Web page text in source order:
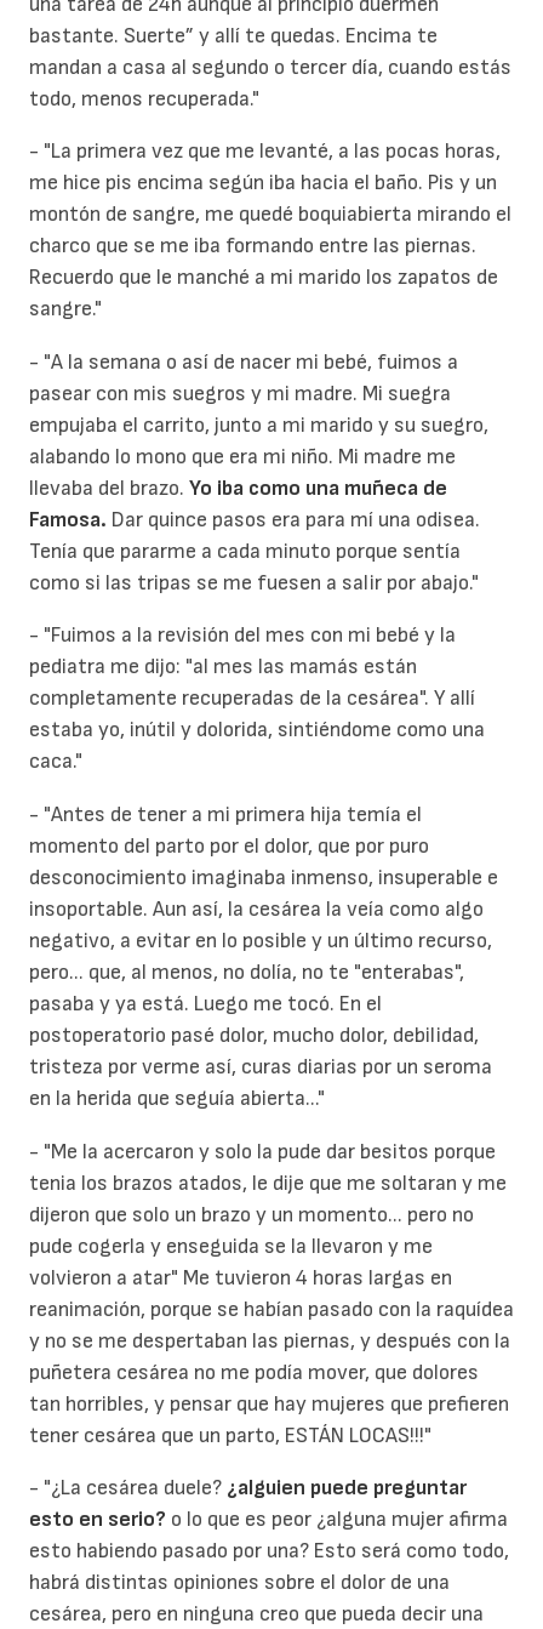
bastante. Suerte” y allí te quedas. Encima te
mandan a casa al segundo o tercer día, cuando estás
todo, menos recuperada."
- "La primera vez que me levanté, a las pocas horas,
me hice pis encima según iba hacia el baño. Pis y un
montón de sangre, me quedé boquiabierta mirando el
charco que se me iba formando entre las piernas.
Recuerdo que le manché a mi marido los zapatos de
sangre."
- "A la semana o así de nacer mi bebé, fuimos a
pasear con mis suegros y mi madre. Mi suegra
empujaba el carrito, junto a mi marido y su suegro,
alabando lo mono que era mi niño. Mi madre me
llevaba del brazo. Yo iba como una muñeca de
Famosa. Dar quince pasos era para mí una odisea.
Tenía que pararme a cada minuto porque sentía
como si las tripas se me fuesen a salir por abajo."
- "Fuimos a la revisión del mes con mi bebé y la
pediatra me dijo: "al mes las mamás están
completamente recuperadas de la cesárea". Y allí
estaba yo, inútil y dolorida, sintiéndome como una
caca."
- "Antes de tener a mi primera hija temía el
momento del parto por el dolor, que por puro
desconocimiento imaginaba inmenso, insuperable e
insoportable. Aun así, la cesárea la veía como algo
negativo, a evitar en lo posible y un último recurso,
pero... que, al menos, no dolía, no te "enterabas",
pasaba y ya está. Luego me tocó. En el
postoperatorio pasé dolor, mucho dolor, debilidad,
tristeza por verme así, curas diarias por un seroma
en la herida que seguía abierta..."
- "Me la acercaron y solo la pude dar besitos porque
tenia los brazos atados, le dije que me soltaran y me
dijeron que solo un brazo y un momento... pero no
pude cogerla y enseguida se la llevaron y me
volvieron a atar" Me tuvieron 4 horas largas en
reanimación, porque se habían pasado con la raquídea
y no se me despertaban las piernas, y después con la
puñetera cesárea no me podía mover, que dolores
tan horribles, y pensar que hay mujeres que prefieren
tener cesárea que un parto, ESTÁN LOCAS!!!"
- "¿La cesárea duele? ¿alguien puede preguntar
esto en serio? o lo que es peor ¿alguna mujer afirma
esto habiendo pasado por una? Esto será como todo,
habrá distintas opiniones sobre el dolor de una
cesárea, pero en ninguna creo que pueda decir una